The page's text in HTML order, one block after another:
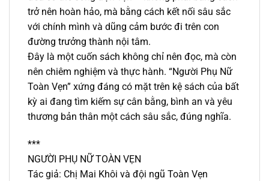
trở nên hoàn hảo, mà bằng cách kết nối sâu sắc
với chính mình và dũng cảm bước đi trên con
đường trưởng thành nội tâm.
Đây là một cuốn sách không chỉ nên đọc, mà còn
nên chiêm nghiệm và thực hành. “Người Phụ Nữ
Toàn Vẹn” xứng đáng có mặt trên kệ sách của bất
kỳ ai đang tìm kiếm sự cân bằng, bình an và yêu
thương bản thân một cách sâu sắc, đúng nghĩa.
***
NGƯỜI PHỤ NỮ TOÀN VẸN
Tác giả: Chị Mai Khôi và đội ngũ Toàn Vẹn